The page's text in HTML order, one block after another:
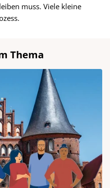
muss. Viele kleine
Thema